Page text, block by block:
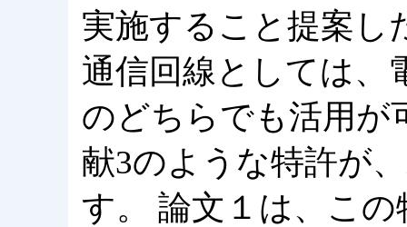
実施すること提案し
通信回線としては、
のどちらでも活用が
献3のような特許が
す。 論文１は、こ